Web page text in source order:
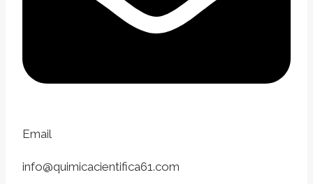
Email
info@quimicacientifica61.com